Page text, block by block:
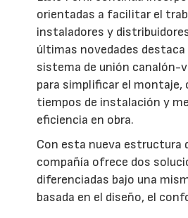
orientadas a facilitar el
instaladores y
últimas novedades destaca
sistema de unión canalón-
para simplificar el montaje,
tiempos de instalación y
eficiencia en obra.
Con esta nueva estructura
compañía ofrece dos
diferenciadas bajo una
basada en el diseño, el